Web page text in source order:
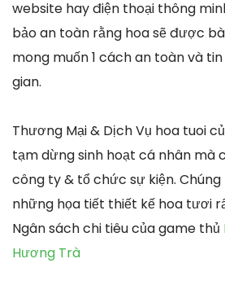
website hay điện thoại thông
bảo an toàn rằng hoa sẽ được
mong muốn 1 cách an toàn và
gian.
Thương Mại & Dịch Vụ hoa tuoi
tạm dừng sinh hoạt cá nhân mà
công ty & tổ chức sự kiện.
những họa tiết thiết kế hoa tươi
Ngân sách chi tiêu của game thủ
Hương Trà